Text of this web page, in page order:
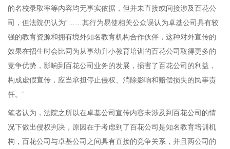
的名校录取率等内容均无事实依据，但并未直接或间接涉及百花公
司，但法院仍认为“……其行为易使相关公众误认为卓基公司具有较
强的教育资源和拥有境外知名教育机构合作伙伴，这种对外宣传的
效果在招生时会比同为从事幼升小教育培训的百花公司取得更多的
竞争优势，影响到百花公司业务的发展，损害了百花公司的利益，
构成虚假宣传，应当承担停止侵权、消除影响和赔偿损失的民事责
任。”
笔者认为，法院之所以在卓基公司宣传内容未涉及到百花公司的情
况下做出侵权判决，原因在于考虑到了百花公司是知名教育培训机
构，百花公司与卓基公司之间具有直接的竞争关系，并且两公司的